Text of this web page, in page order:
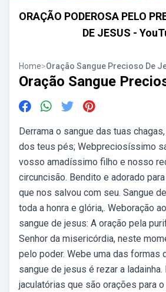
ORAÇÃO PODEROSA PELO
DE JESUS -
Home>Oração Sangue Precioso De
Oração Sangue
Derrama o sangue das tuas
dos teus pés; Webpreciosíssimo
vosso amadíssimo filho e nosso
circuncisão. Bendito e adorado
que nos salvou com seu. Sangue
toda a honra e glória,. Weboração
sangue de jesus: A oração pela
Senhor da misericórdia, neste
pelo poder. Webe uma das formas
sangue de jesus é rezar a
jaculatórias que são orações para